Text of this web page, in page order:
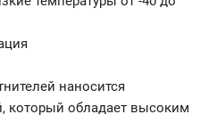
наносится
который обладает высоким